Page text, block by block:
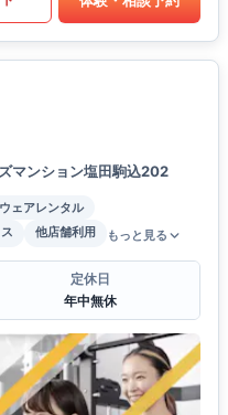
マンション塩田駒込202
ウェアレンタル
他店舗利用 もっと見る
定休日
年中無休